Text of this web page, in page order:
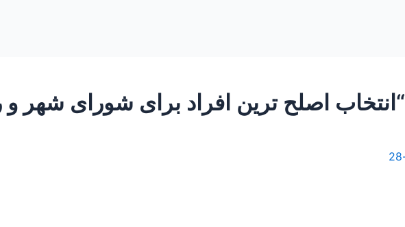
۱۲۳ – ساعتی تفکر ۲۳ “انتخاب اصلح ترین افراد برای شورای